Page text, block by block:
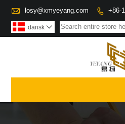
 losy@xmyeyang.com  +86-
dansk 